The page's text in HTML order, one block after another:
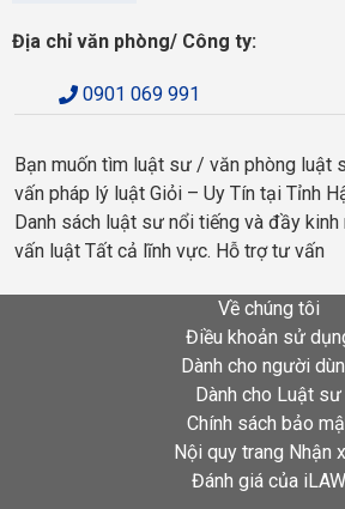
Địa chỉ văn phòng/ Công ty:
0901 069 991
Bạn muốn tìm luật sư / văn phòng luật
vấn pháp lý luật Giỏi – Uy Tín tại Tỉnh
Danh sách luật sư nổi tiếng và đầy
vấn luật Tất cả lĩnh vực. Hỗ trợ tư vấn
Về chúng tôi
Điều khoản sử
Dành cho người
Dành cho Luật sư
Chính sách bảo
Nội quy trang Nhận
Đánh giá của iLAW